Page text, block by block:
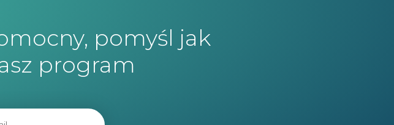
pomyśl jak
program